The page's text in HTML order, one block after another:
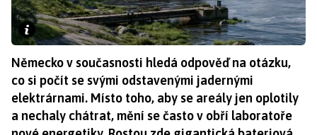
Německo v současnosti hledá odpověď na otázku,
co si počít se svými odstavenými jadernými
elektrárnami. Místo toho, aby se areály jen oplotily
a nechaly chátrat, mění se často v obří laboratoře